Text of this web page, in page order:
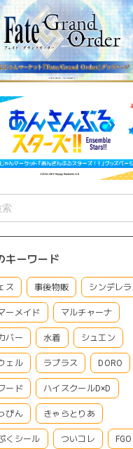
キーワード
ス 事後物販 シンデレラ
ーメイド マルチャーナ
バー 水着 シュエン
ェル ラプラス DORO
ード ハイスクールD×D
ぴん きゃらとりあ
くシール ついコレ FGO